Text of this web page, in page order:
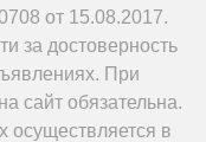
от 15.08.2017.
за достоверность
При
сайт обязательна.
осуществляется в